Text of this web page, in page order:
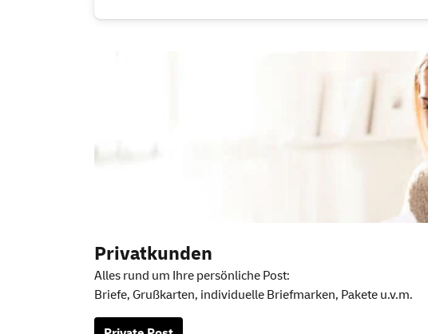
Privatkunden
Alles rund um Ihre persönliche Post:
Briefe, Grußkarten, individuelle Briefmarken, Pakete u.v.m.